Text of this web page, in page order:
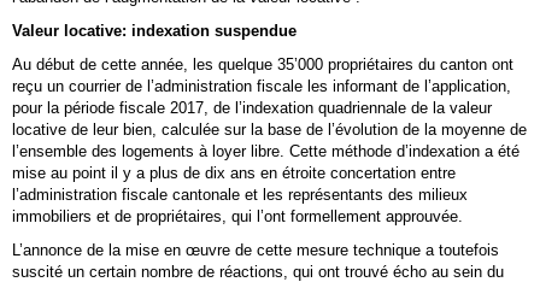
Valeur locative: indexation suspendue
Au début de cette année, les quelque 35’000 propriétaires du canton ont
reçu un courrier de l’administration fiscale les informant de l’application,
pour la période fiscale 2017, de l’indexation quadriennale de la valeur
locative de leur bien, calculée sur la base de l’évolution de la moyenne de
l’ensemble des logements à loyer libre. Cette méthode d’indexation a été
mise au point il y a plus de dix ans en étroite concertation entre
l’administration fiscale cantonale et les représentants des milieux
immobiliers et de propriétaires, qui l’ont formellement approuvée.
L’annonce de la mise en œuvre de cette mesure technique a toutefois
suscité un certain nombre de réactions, qui ont trouvé écho au sein du